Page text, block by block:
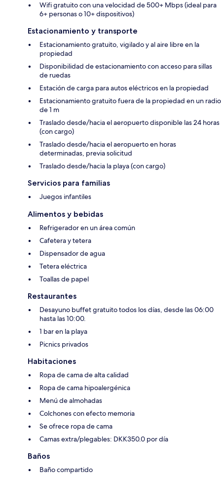
Wifi gratuito con una velocidad de 500+ Mbps (ideal para
6+ personas o 10+ dispositivos)
Estacionamiento y transporte
Estacionamiento gratuito, vigilado y al aire libre en la
propiedad
Disponibilidad de estacionamiento con acceso para sillas
de ruedas
Estación de carga para autos eléctricos en la propiedad
Estacionamiento gratuito fuera de la propiedad en un radio
de 1 m
Traslado desde/hacia el aeropuerto disponible las 24 horas
(con cargo)
Traslado desde/hacia el aeropuerto en horas
determinadas, previa solicitud
Traslado desde/hacia la playa (con cargo)
Servicios para familias
Juegos infantiles
Alimentos y bebidas
Refrigerador en un área común
Cafetera y tetera
Dispensador de agua
Tetera eléctrica
Toallas de papel
Restaurantes
Desayuno buffet gratuito todos los días, desde las 06:00
hasta las 10:00.
1 bar en la playa
Picnics privados
Habitaciones
Ropa de cama de alta calidad
Ropa de cama hipoalergénica
Menú de almohadas
Colchones con efecto memoria
Se ofrece ropa de cama
Camas extra/plegables: DKK350.0 por día
Baños
Baño compartido